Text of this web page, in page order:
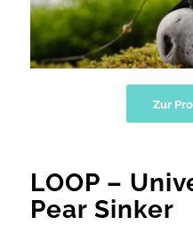
Zur
LOOP –
Pear Sinker